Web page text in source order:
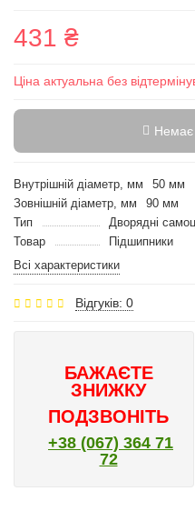
431 ₴
Ціна актуальна без
Немає
Внутрішній діаметр, мм
50 мм
Зовнішній діаметр, мм
90 мм
Тип
Дворядні
Товар
Підшипники
Всі характеристики
Відгуків: 0
БАЖАЄТЕ
ЗНИЖКУ
ПОДЗВОНІТЬ
+38 (067) 364 71
72